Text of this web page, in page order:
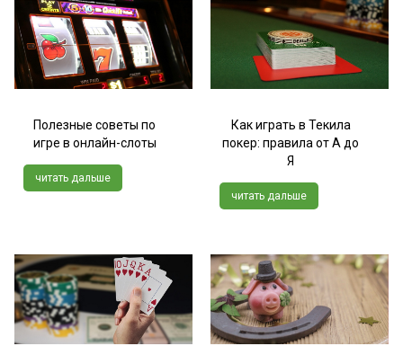
Полезные советы по
игре в онлайн-слоты
читать дальше
Как играть в Текила
покер: правила от А до
Я
читать дальше